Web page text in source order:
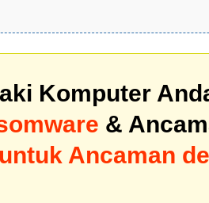
Komputer
&
Ancaman